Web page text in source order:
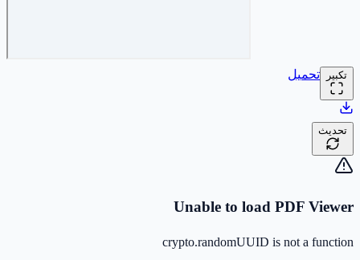
تكبير تحميل
تحديث
Unable to load PDF Viewer
crypto.randomUUID is not a function